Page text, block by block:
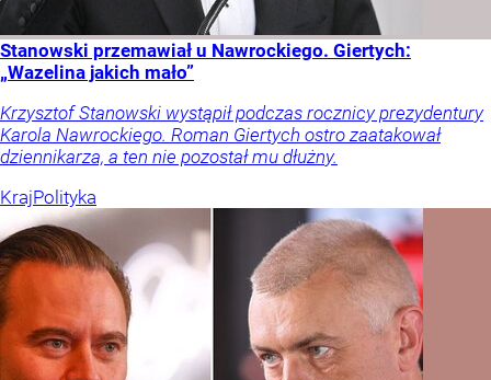
Stanowski przemawiał u Nawrockiego. Giertych:
„Wazelina jakich mało”
Krzysztof Stanowski wystąpił podczas rocznicy prezydentury
Karola Nawrockiego. Roman Giertych ostro zaatakował
dziennikarza, a ten nie pozostał mu dłużny.
KrajPolityka